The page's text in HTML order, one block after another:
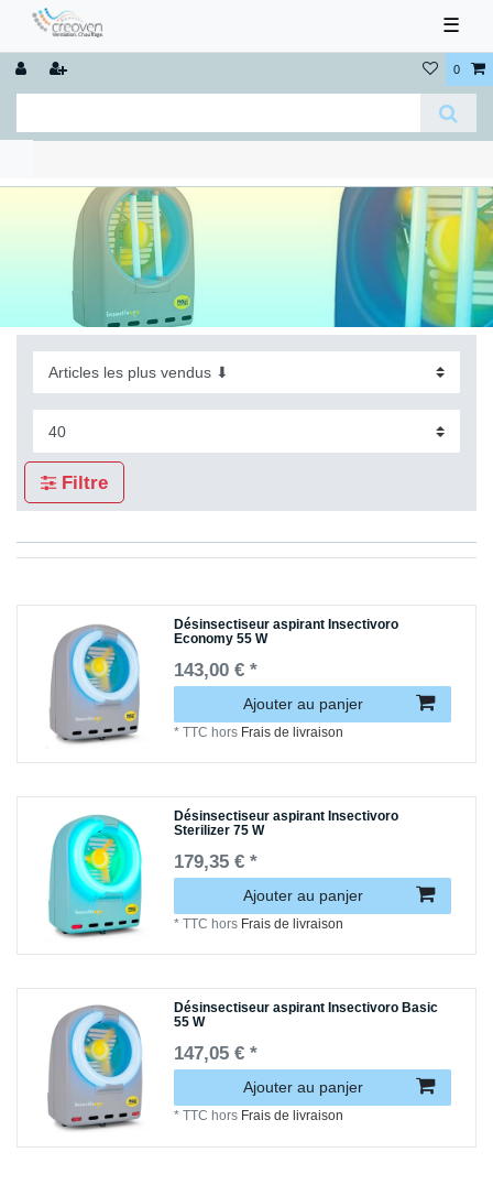
☰
0
Filtre
Désinsectiseur aspirant Insectivoro
Economy 55 W
143,00 € *
Ajouter au panjer
*TTC hors Frais de livraison
Désinsectiseur aspirant Insectivoro
Sterilizer 75 W
179,35 € *
Ajouter au panjer
*TTC hors Frais de livraison
Désinsectiseur aspirant Insectivoro Basic
55 W
147,05 € *
Ajouter au panjer
*TTC hors Frais de livraison